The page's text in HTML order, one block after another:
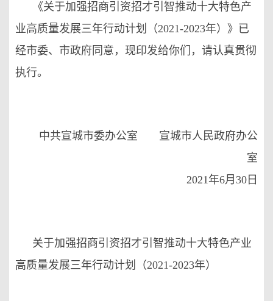
《关于加强招商引资招才引智推动十大特色产
业高质量发展三年行动计划（2021-2023年）》已
经市委、市政府同意，现印发给你们，请认真贯彻
执行。
中共宣城市委办公室 宣城市人民政府办公
室
2021年6月30日
关于加强招商引资招才引智推动十大特色产业
高质量发展三年行动计划（2021-2023年）